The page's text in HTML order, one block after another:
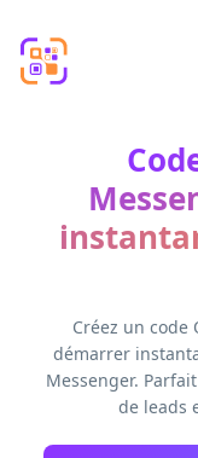
Créez un
démarrer
Messenger.
de leads